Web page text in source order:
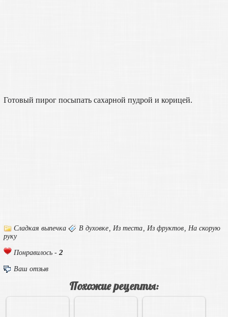
Готовый пирог посыпать сахарной пудрой и корицей.
Сладкая выпечка В духовке Из теста Из фруктов
На скорую
руку
Понравилось -2
Ваш отзыв
Похожие рецепты: